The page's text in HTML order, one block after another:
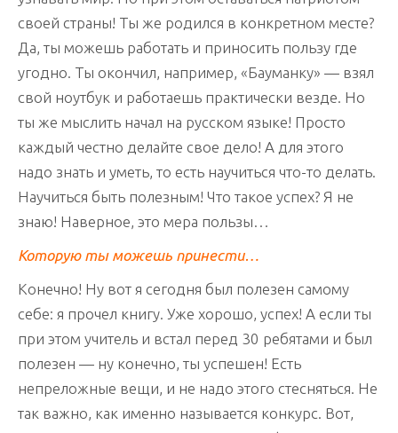
своей страны! Ты же родился в конкретном месте?
Да, ты можешь работать и приносить пользу где
угодно. Ты окончил, например, «Бауманку» — взял
свой ноутбук и работаешь практически везде. Но
ты же мыслить начал на русском языке! Просто
каждый честно делайте свое дело! А для этого
надо знать и уметь, то есть научиться что-то делать.
Научиться быть полезным! Что такое успех? Я не
знаю! Наверное, это мера пользы…
Которую ты можешь принести…
Конечно! Ну вот я сегодня был полезен самому
себе: я прочел книгу. Уже хорошо, успех! А если ты
при этом учитель и встал перед 30 ребятами и был
полезен — ну конечно, ты успешен! Есть
непреложные вещи, и не надо этого стесняться. Не
так важно, как именно называется конкурс. Вот,